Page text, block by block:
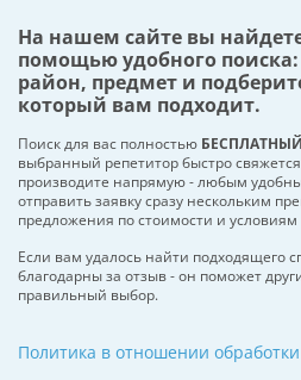
На нашем сайте вы
помощью удобного
район, предмет и
который вам подходит.
Поиск для вас полностью БЕСПЛАТНЫЙ
выбранный репетитор быстро
производите напрямую - любым
отправить заявку сразу нескольким
предложения по стоимости и условиям
Если вам удалось найти подходящего
благодарны за отзыв - он поможет
правильный выбор.
Политика в отношении